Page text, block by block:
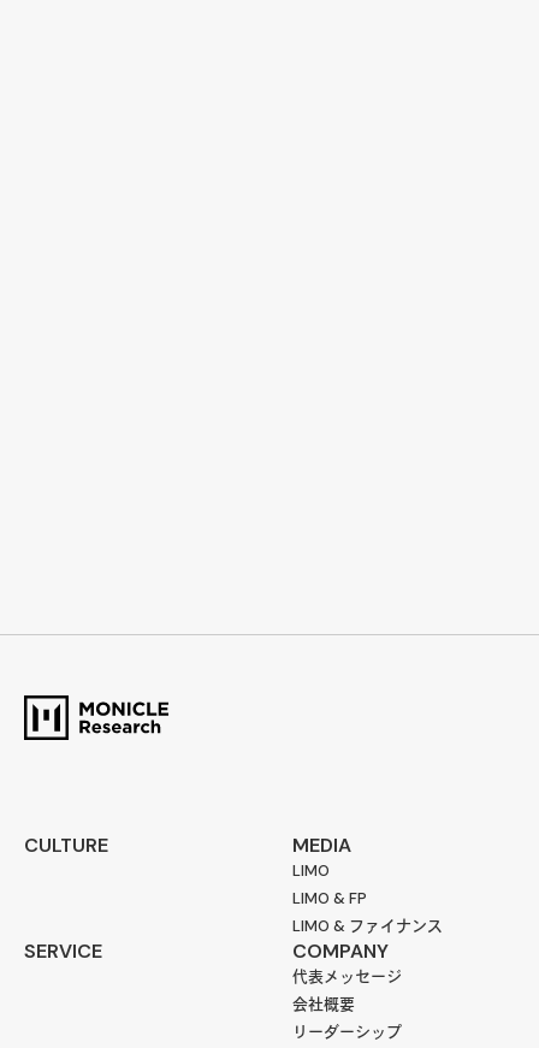
CULTURE MEDIA
LIMO
LIMO & FP
LIMO & ファイナンス
SERVICE COMPANY
代表メッセージ
会社概要
リーダーシップ